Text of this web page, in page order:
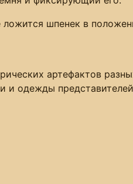
шпенек в
артефактов
и одежды